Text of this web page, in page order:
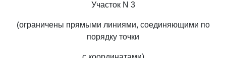
Участок N 3
(ограничены прямыми линиями, соединяющими по
порядку точки